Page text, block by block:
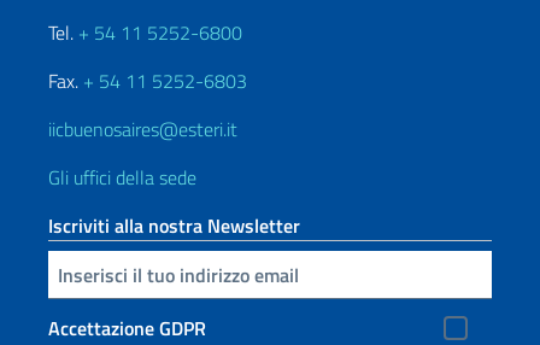
Tel. + 54 11 5252-6800
Fax. + 54 11 5252-6803
iicbuenosaires@esteri.it
Gli uffici della sede
Iscriviti alla nostra Newsletter
Inserisci la tua email
Accettazione GDPR